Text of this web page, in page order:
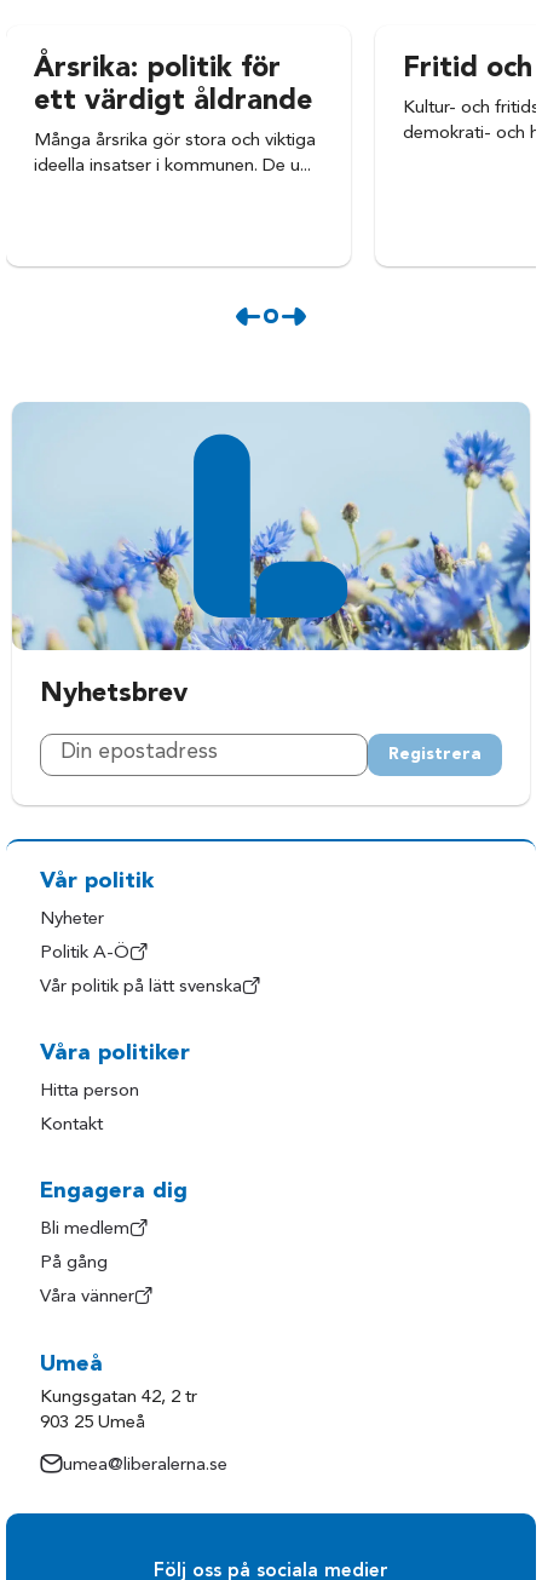
Årsrika: politik för
ett värdigt åldrande
Många årsrika gör stora och viktiga
ideella insatser i kommunen. De u...
Fritid och
Kultur- och
demokrati- och
Nyhetsbrev
Registrera
Vår politik
Nyheter
Politik A-Ö
Vår politik på lätt svenska
Våra politiker
Hitta person
Kontakt
Engagera dig
Bli medlem
På gång
Våra vänner
Umeå
Kungsgatan 42, 2 tr
903 25 Umeå
umea@liberalerna.se
Följ oss på sociala medier